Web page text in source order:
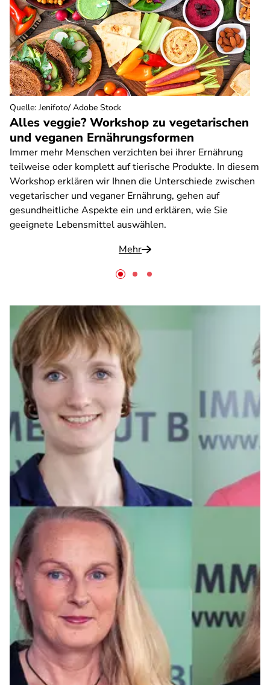
Alles veggie? Workshop zu vegetarischen
und veganen Ernährungsformen
Immer mehr Menschen verzichten bei ihrer Ernährung
teilweise oder komplett auf tierische Produkte. In diesem
Workshop erklären wir Ihnen die Unterschiede zwischen
vegetarischer und veganer Ernährung, gehen auf
gesundheitliche Aspekte ein und erklären, wie Sie
geeignete Lebensmittel auswählen.
Mehr
Quelle: Jenifoto/ Adobe Stock